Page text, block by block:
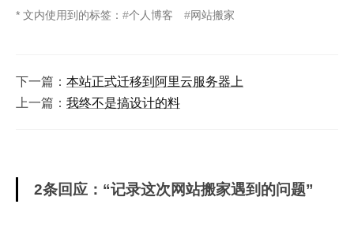
* 文内使用到的标签：
个人博客 网站搬家
下一篇： 本站正式迁移到阿里云服务器上
上一篇： 我终不是搞设计的料
2条回应：“记录这次网站搬家遇到的问题”